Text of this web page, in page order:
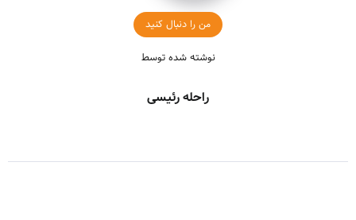
من را دنبال کنید
نوشته شده توسط
راحله رئیسی